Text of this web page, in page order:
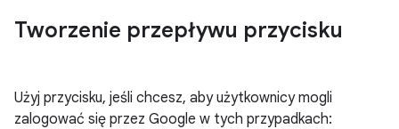
Tworzenie przepływu przycisku
Użyj przycisku, jeśli chcesz, aby użytkownicy mogli
zalogować się przez Google w tych przypadkach: